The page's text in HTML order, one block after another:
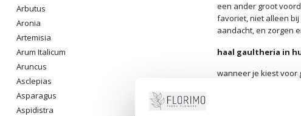
Arbutus
Aronia
Artemisia
Arum Italicum
Aruncus
Asclepias
Asparagus
Aspidistra
een ander groot
favoriet, niet alleen
aandacht, en zorgen
haal gaultheria in
wanneer je kiest voor
zodat jij het
staan klaar om je te